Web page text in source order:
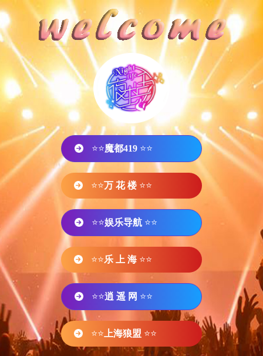
⭐⭐魔都419 ⭐⭐
⭐⭐万 花 楼 ⭐⭐
⭐⭐娱乐导航 ⭐⭐
⭐⭐乐 上 海 ⭐⭐
⭐⭐逍 遥 网 ⭐⭐
⭐⭐ 上海狼盟 ⭐⭐